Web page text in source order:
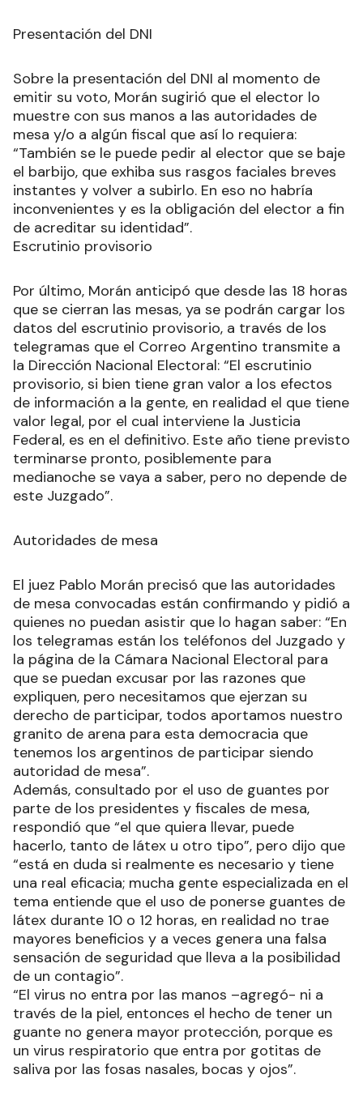
Presentación del DNI
Sobre la presentación del DNI al momento de
emitir su voto, Morán sugirió que el elector lo
muestre con sus manos a las autoridades de
mesa y/o a algún fiscal que así lo requiera:
“También se le puede pedir al elector que se baje
el barbijo, que exhiba sus rasgos faciales breves
instantes y volver a subirlo. En eso no habría
inconvenientes y es la obligación del elector a fin
de acreditar su identidad”.
Escrutinio provisorio
Por último, Morán anticipó que desde las 18 horas
que se cierran las mesas, ya se podrán cargar los
datos del escrutinio provisorio, a través de los
telegramas que el Correo Argentino transmite a
la Dirección Nacional Electoral: “El escrutinio
provisorio, si bien tiene gran valor a los efectos
de información a la gente, en realidad el que tiene
valor legal, por el cual interviene la Justicia
Federal, es en el definitivo. Este año tiene previsto
terminarse pronto, posiblemente para
medianoche se vaya a saber, pero no depende de
este Juzgado”.
Autoridades de mesa
El juez Pablo Morán precisó que las autoridades
de mesa convocadas están confirmando y pidió a
quienes no puedan asistir que lo hagan saber: “En
los telegramas están los teléfonos del Juzgado y
la página de la Cámara Nacional Electoral para
que se puedan excusar por las razones que
expliquen, pero necesitamos que ejerzan su
derecho de participar, todos aportamos nuestro
granito de arena para esta democracia que
tenemos los argentinos de participar siendo
autoridad de mesa”.
Además, consultado por el uso de guantes por
parte de los presidentes y fiscales de mesa,
respondió que “el que quiera llevar, puede
hacerlo, tanto de látex u otro tipo”, pero dijo que
“está en duda si realmente es necesario y tiene
una real eficacia; mucha gente especializada en el
tema entiende que el uso de ponerse guantes de
látex durante 10 o 12 horas, en realidad no trae
mayores beneficios y a veces genera una falsa
sensación de seguridad que lleva a la posibilidad
de un contagio”.
“El virus no entra por las manos –agregó- ni a
través de la piel, entonces el hecho de tener un
guante no genera mayor protección, porque es
un virus respiratorio que entra por gotitas de
saliva por las fosas nasales, bocas y ojos”.